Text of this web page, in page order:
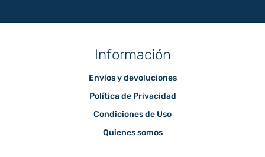
Información
Envíos y devoluciones
Política de Privacidad
Condiciones de Uso
Quienes somos